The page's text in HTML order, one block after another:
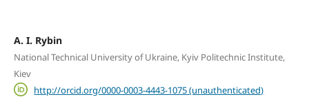
A. I. Rybin
National Technical University of Ukraine, Kyiv Politechnic Institute,
Kiev
http://orcid.org/0000-0003-4443-1075 (unauthenticated)